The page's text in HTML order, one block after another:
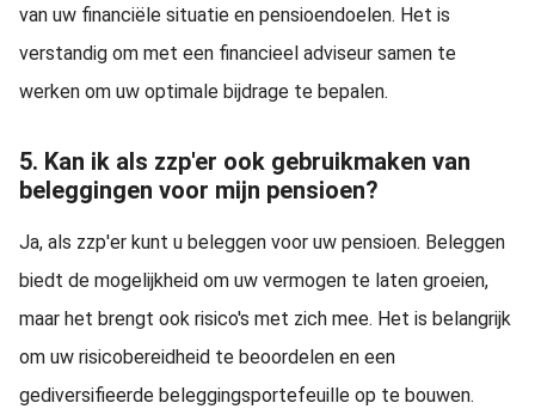
van uw financiële situatie en pensioendoelen. Het is
verstandig om met een financieel adviseur samen te
werken om uw optimale bijdrage te bepalen.
5. Kan ik als zzp'er ook gebruikmaken van
beleggingen voor mijn pensioen?
Ja, als zzp'er kunt u beleggen voor uw pensioen. Beleggen
biedt de mogelijkheid om uw vermogen te laten groeien,
maar het brengt ook risico's met zich mee. Het is belangrijk
om uw risicobereidheid te beoordelen en een
gediversifieerde beleggingsportefeuille op te bouwen.